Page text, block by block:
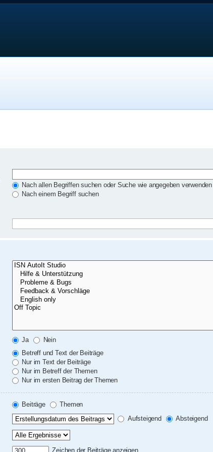
Nach allen Begriffen suchen oder Suche wie angegeben verwenden
Nach einem Begriff suchen
Ja
Nein
Betreff und Text der Beiträge
Nur im Text der Beiträge
Nur im Betreff der Themen
Nur im ersten Beitrag der Themen
Beiträge
Themen
Aufsteigend Absteigend
Zeichen der Beiträge anzeigen